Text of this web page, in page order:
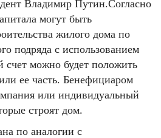
Владимир Путин.Согласно
могут быть
жилого дома по
подряда с использованием
счет можно будет положить
ее часть. Бенефициаром
или индивидуальный
строят дом.
по аналогии с